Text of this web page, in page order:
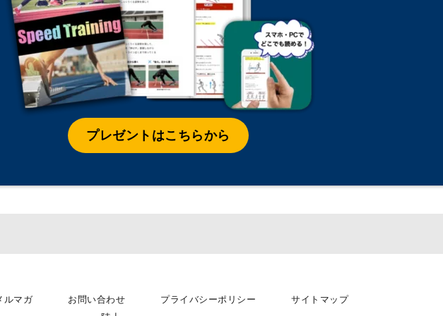
プレゼントはこちらから
ルマガ お問い合わせ プライバシーポリシー サイトマップ